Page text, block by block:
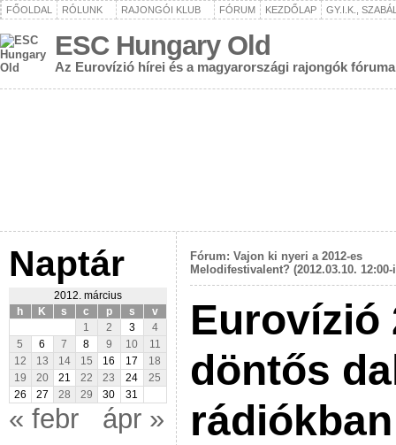
FŐOLDAL RÓLUNK RAJONGÓI KLUB FÓRUM KEZDŐLAP GY.I.K.,
ESC Hungary Old
Az Eurovízió hírei és a magyarországi rajongók fóruma
Naptár
2012. március
h
K s c p s
v
1
2 3
4
5
6 7 8 9 10
11
12
13 14 15 16 17
18
19
20 21 22 23 24
25
26
27 28 29 30 31
« febr ápr »
Fórum: Vajon ki nyeri a 2012-es
Melodifestivalent? (2012.03.10. 12:00-
Eurovízió
döntős
rádiókban